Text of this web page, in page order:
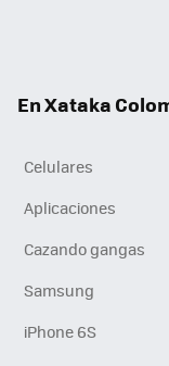
En Xataka
Celulares
Aplicaciones
Cazando gangas
Samsung
iPhone 6S